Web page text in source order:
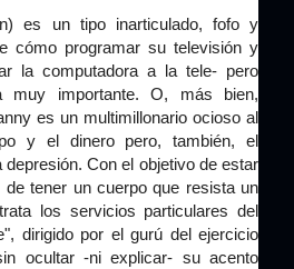
es un tipo inarticulado, fofo y
cómo programar su televisión y
la computadora a la tele- pero
muy importante. O, más bien,
es un multimillonario ocioso al
y el dinero pero, también, el
Con el objetivo de estar
tener un cuerpo que resista un
los servicios particulares del
dirigido por el gurú del ejercicio
ocultar -ni explicar- su acento